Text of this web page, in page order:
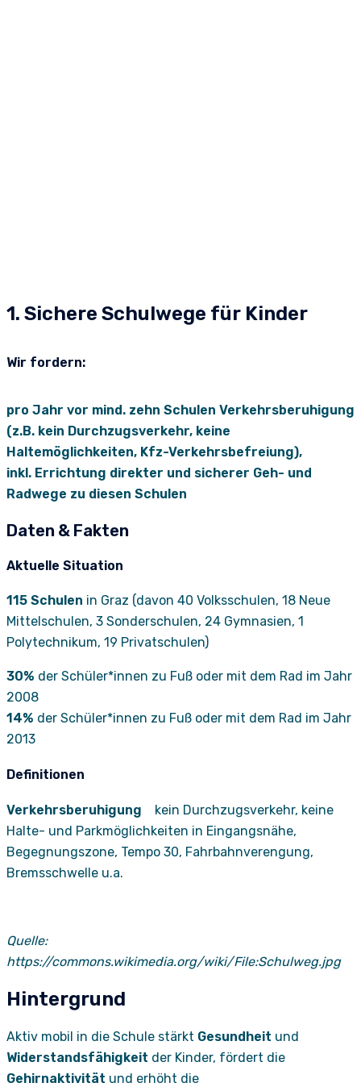
1. Sichere Schulwege für Kinder​
Wir fordern:
pro Jahr vor mind. zehn Schulen Verkehrsberuhigung
(z.B. kein Durchzugsverkehr, keine
Haltemöglichkeiten, Kfz-Verkehrsbefreiung),
inkl. Errichtung direkter und sicherer Geh- und
Radwege zu diesen Schulen
Daten & Fakten
Aktuelle Situation
115 Schulen in Graz (davon 40 Volksschulen, 18 Neue
Mittelschulen, 3 Sonderschulen, 24 Gymnasien, 1
Polytechnikum, 19 Privatschulen)
30% der Schüler*innen zu Fuß oder mit dem Rad im Jahr
2008
14% der Schüler*innen zu Fuß oder mit dem Rad im Jahr
2013
Definitionen
Verkehrsberuhigung kein Durchzugsverkehr, keine
Halte- und Parkmöglichkeiten in Eingangsnähe,
Begegnungszone, Tempo 30, Fahrbahnverengung,
Bremsschwelle u.a.
Quelle:
https://commons.wikimedia.org/wiki/File:Schulweg.jpg
Hintergrund
Aktiv mobil in die Schule stärkt Gesundheit und
Widerstandsfähigkeit der Kinder, fördert die
Gehirnaktivität und erhöht die